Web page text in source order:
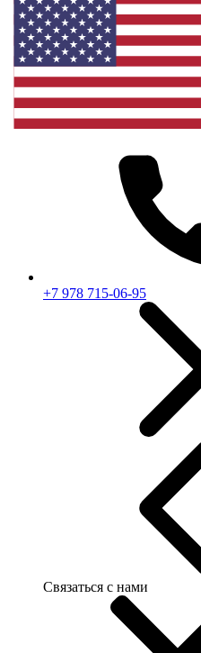
+7 978 715-06-95
Связаться с нами